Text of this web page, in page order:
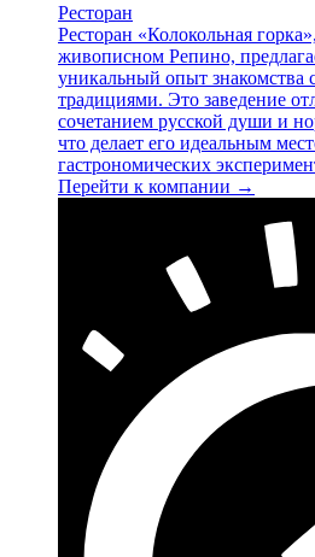
Ресторан
Ресторан «Колокольная
живописном Репино,
уникальный опыт знакомства
традициями. Это заведение
сочетанием русской души и
что делает его идеальным
гастрономических
Перейти к компании →